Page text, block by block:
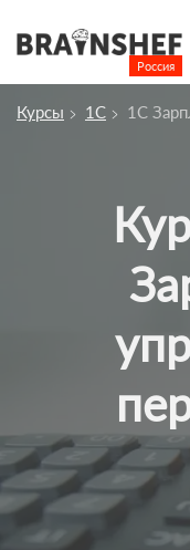
Россия
Вузы
account_box
Курсы 1С 1С
Курсы по 1С